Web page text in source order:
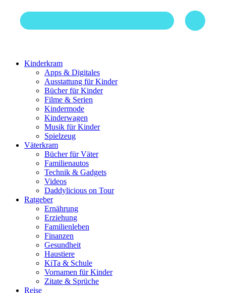
Kinderkram
Apps & Digitales
Ausstattung für Kinder
Bücher für Kinder
Filme & Serien
Kindermode
Kinderwagen
Musik für Kinder
Spielzeug
Väterkram
Bücher für Väter
Familienautos
Technik & Gadgets
Videos
Daddylicious on Tour
Ratgeber
Ernährung
Erziehung
Familienleben
Finanzen
Gesundheit
Haustiere
KiTa & Schule
Vornamen für Kinder
Zitate & Sprüche
Reise